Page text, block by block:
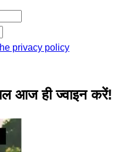
privacy policy
आज ही ज्वाइन करें!